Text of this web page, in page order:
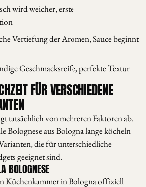
wird weicher, erste
Vertiefung der Aromen, Sauce beginnt
Geschmacksreife, perfekte Textur
FÜR VERSCHIEDENE
tatsächlich von mehreren Faktoren ab.
Bolognese aus Bologna lange köcheln
die für unterschiedliche
geeignet sind.
BOLOGNESE
Küchenkammer in Bologna offiziell